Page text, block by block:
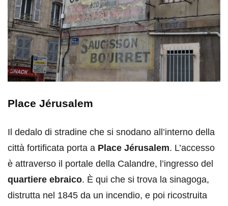
Place Jérusalem
Il dedalo di stradine che si snodano all’interno della
città fortificata porta a Place Jérusalem. L’accesso
è attraverso il portale della Calandre, l’ingresso del
quartiere ebraico. È qui che si trova la sinagoga,
distrutta nel 1845 da un incendio, e poi ricostruita